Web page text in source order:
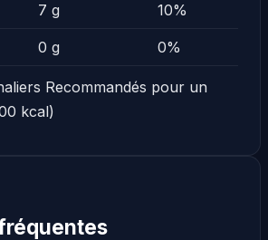
7 g 10%
0 g 0%
Recommandés pour un
kcal)